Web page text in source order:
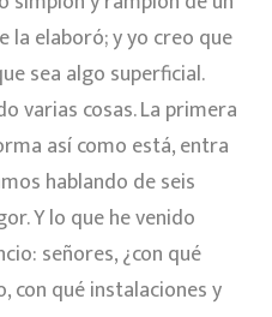
la elaboró; y yo creo que
sea algo superficial.
varias cosas. La primera
así como está, entra
hablando de seis
Y lo que he venido
señores, ¿con qué
con qué instalaciones y